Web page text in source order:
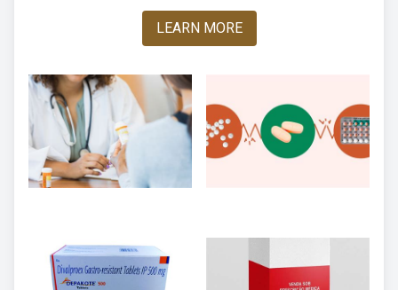
LEARN MORE